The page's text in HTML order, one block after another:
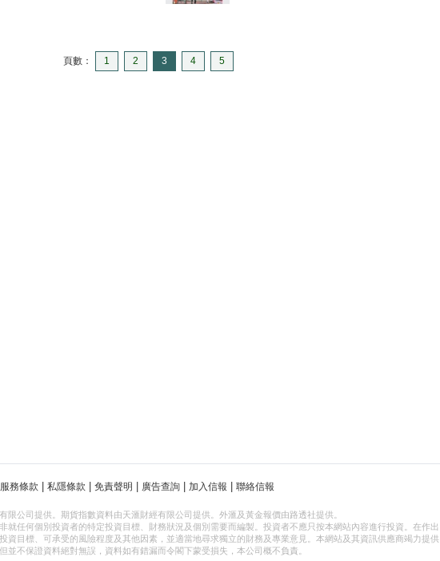
頁數： 1 2 3 4 5
服務條款 私隱條款 免責聲明 廣告查詢 加入信報 聯絡信報
限公司提供。期貨指數資料由天滙財經有限公司提供。外滙及黃金報價由路透社提供。
就任何個別投資者的特定投資目標、財務狀況及個別需要而編製。投資者不應只按本網站內容進行投資。在作出
資目標、可承受的風險程度及其他因素，並適當地尋求獨立的財務及專業意見。本網站及其資訊供應商竭力提供
並不保證資料絕對無誤，資料如有錯漏而令閣下蒙受損失，本公司概不負責。